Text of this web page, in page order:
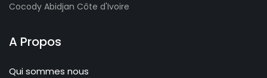
Cocody Abidjan Côte d'Ivoire
A Propos
Qui sommes nous